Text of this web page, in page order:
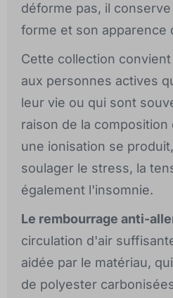
déforme pas, il
forme et son apparence
Cette collection
aux personnes actives
leur vie ou qui sont
raison de la composition
une ionisation se
soulager le stress, la
également l'insomnie.
Le rembourrage anti-
circulation d'air
aidée par le matériau,
de polyester